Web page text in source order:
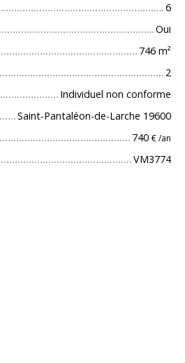
6
Oui
746 m²
2
Individuel non conforme
Saint-Pantaléon-de-Larche 19600
740 € /an
VM3774